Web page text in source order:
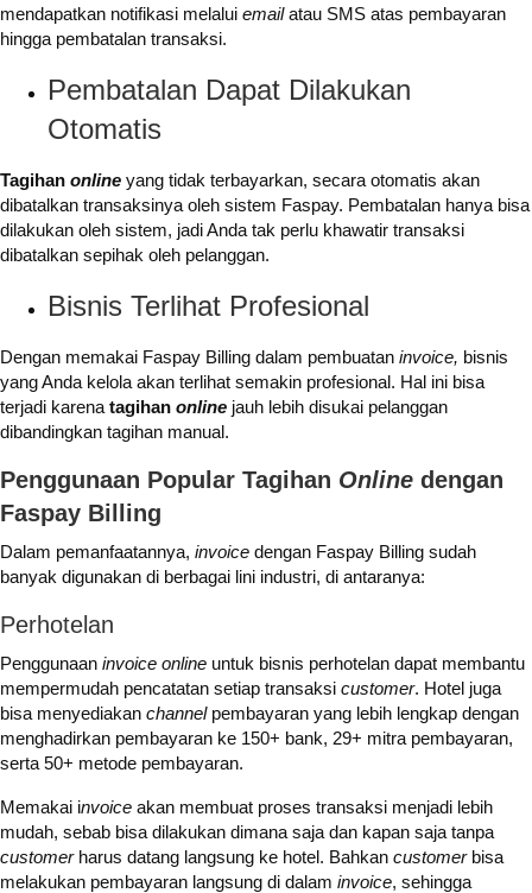
mendapatkan notifikasi melalui emailatau SMS atas pembayaran
hingga pembatalan transaksi.
Pembatalan Dapat Dilakukan
Otomatis
Tagihan online yang tidak terbayarkan, secara otomatis akan
dibatalkan transaksinya oleh sistem Faspay. Pembatalan hanya bisa
dilakukan oleh sistem, jadi Anda tak perlu khawatir transaksi
dibatalkan sepihak oleh pelanggan.
Bisnis Terlihat Profesional
Dengan memakai Faspay Billing dalam pembuatan invoice, bisnis
yang Anda kelola akan terlihat semakin profesional. Hal ini bisa
terjadi karena tagihan online jauh lebih disukai pelanggan
dibandingkan tagihan manual.
Penggunaan Popular Tagihan Online dengan
Faspay Billing
Dalam pemanfaatannya, invoice dengan Faspay Billing sudah
banyak digunakan di berbagai lini industri, di antaranya:
Perhotelan
Penggunaan invoice online untuk bisnis perhotelan dapat membantu
mempermudah pencatatan setiap transaksi customer. Hotel juga
bisa menyediakan channel pembayaran yang lebih lengkap dengan
menghadirkan pembayaran ke 150+ bank, 29+ mitra pembayaran,
serta 50+ metode pembayaran.
Memakai invoice akan membuat proses transaksi menjadi lebih
mudah, sebab bisa dilakukan dimana saja dan kapan saja tanpa
customerharus datang langsung ke hotel. Bahkan customer bisa
melakukan pembayaran langsung di dalam invoice, sehingga